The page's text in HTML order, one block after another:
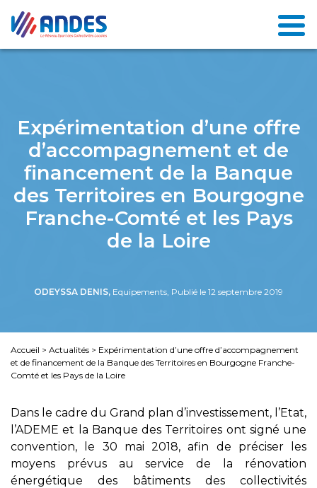
Expérimentation d’une offre
d’accompagnement et de
financement de la Banque
des Territoires en Bourgogne
Franche-Comté et les Pays
de la Loire
ODEYSSA DENIS, Equipements, Publié le 12 septembre 2019
Accueil > Actualités > Expérimentation d’une offre d’accompagnement
et de financement de la Banque des Territoires en Bourgogne Franche-
Comté et les Pays de la Loire
Dans le cadre du Grand plan d’investissement, l’Etat,
l’ADEME et la Banque des Territoires ont signé une
convention, le 30 mai 2018, afin de préciser les
moyens prévus au service de la rénovation
énergétique des bâtiments des collectivités